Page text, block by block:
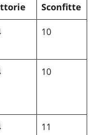
Sconfitte
10
10
11